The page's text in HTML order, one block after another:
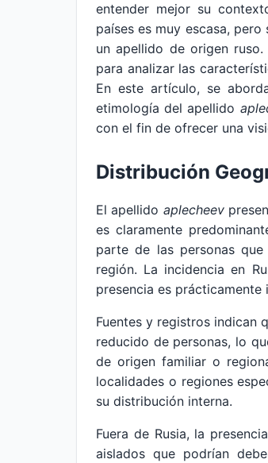
entender mejor su
países es muy escasa,
un apellido de origen
para analizar las
En este artículo, se
etimología del apellido
con el fin de ofrecer una
Distribución
El apellido aplecheev
es claramente
parte de las personas
región. La incidencia en
presencia es
Fuentes y registros indican
reducido de personas, lo
de origen familiar o
localidades o regiones
su distribución interna.
Fuera de Rusia, la
aislados que podrían